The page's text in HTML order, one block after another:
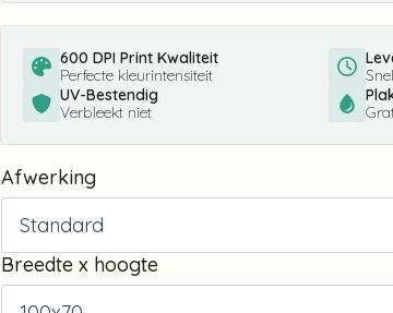
600 DPI Print Kwaliteit
Perfecte kleurintensiteit
UV-Bestendig
Verbleekt niet
Afwerking
Breedte x hoogte